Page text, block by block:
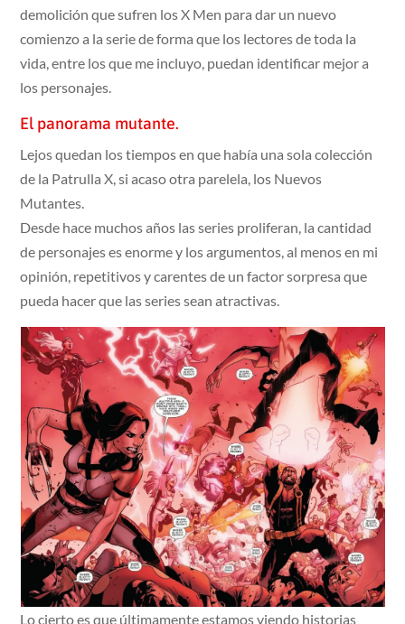
demolición que sufren los X Men para dar un nuevo
comienzo a la serie de forma que los lectores de toda la
vida, entre los que me incluyo, puedan identificar mejor a
los personajes.
El panorama mutante.
Lejos quedan los tiempos en que había una sola colección
de la Patrulla X, si acaso otra parelela, los Nuevos
Mutantes.
Desde hace muchos años las series proliferan, la cantidad
de personajes es enorme y los argumentos, al menos en mi
opinión, repetitivos y carentes de un factor sorpresa que
pueda hacer que las series sean atractivas.
Lo cierto es que últimamente estamos viendo historias